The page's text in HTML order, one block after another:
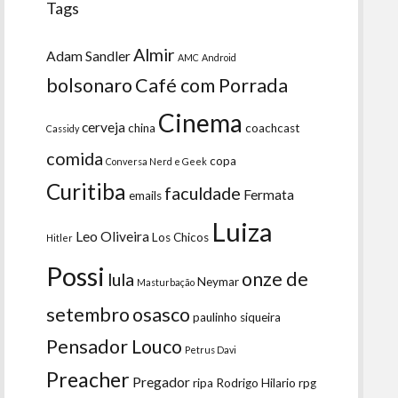
Tags
Adam Sandler Almir AMC Android
bolsonaroCafé com Porrada
Cassidy cervejachina Cinema coachcast
comida Conversa Nerd e Geek copa
Curitiba emails faculdade Fermata
Hitler Leo OliveiraLos Chicos Luiza
Possi lula Masturbação Neymar onze de
setembroosasco paulinho siqueira
Pensador Louco Petrus Davi
Preacher Pregadorripa Rodrigo Hilario rpg